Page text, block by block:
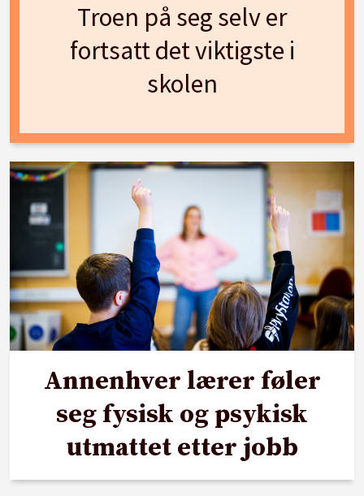
Troen på seg selv er
fortsatt det viktigste i
skolen
Annenhver lærer føler
seg fysisk og psykisk
utmattet etter jobb